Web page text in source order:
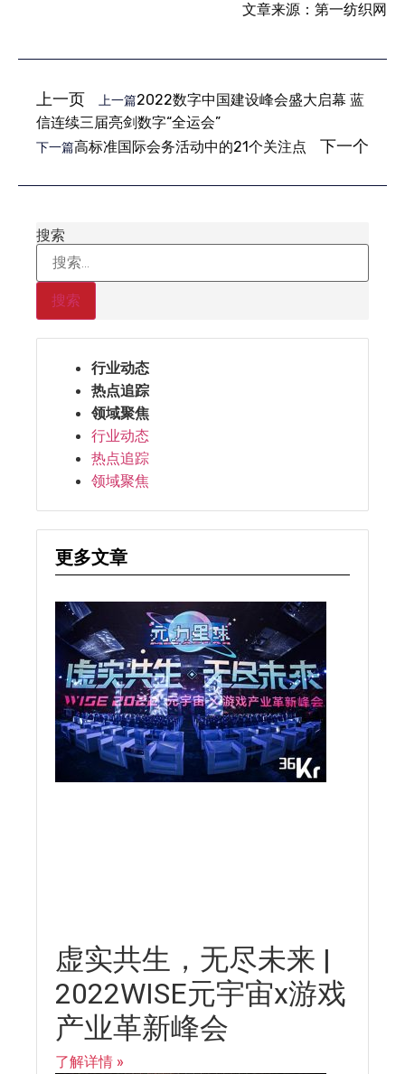
文章来源：第一纺织网
上一页 上一篇2022数字中国建设峰会盛大启幕 蓝
信连续三届亮剑数字“全运会”
下一篇高标准国际会务活动中的21个关注点 下一个
搜索
搜索
行业动态
热点追踪
领域聚焦
行业动态
热点追踪
领域聚焦
更多文章
虚实共生，无尽未来 |
2022WISE元宇宙x游戏
产业革新峰会
了解详情 »